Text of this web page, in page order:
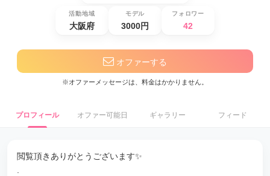
活動地域
大阪府
モデル
3000円
フォロワー
42
オファーする
※オファーメッセージは、料金はかかりません。
プロフィール オファー可能日 ギャラリー フィード
閲覧頂きありがとうございます✨
.